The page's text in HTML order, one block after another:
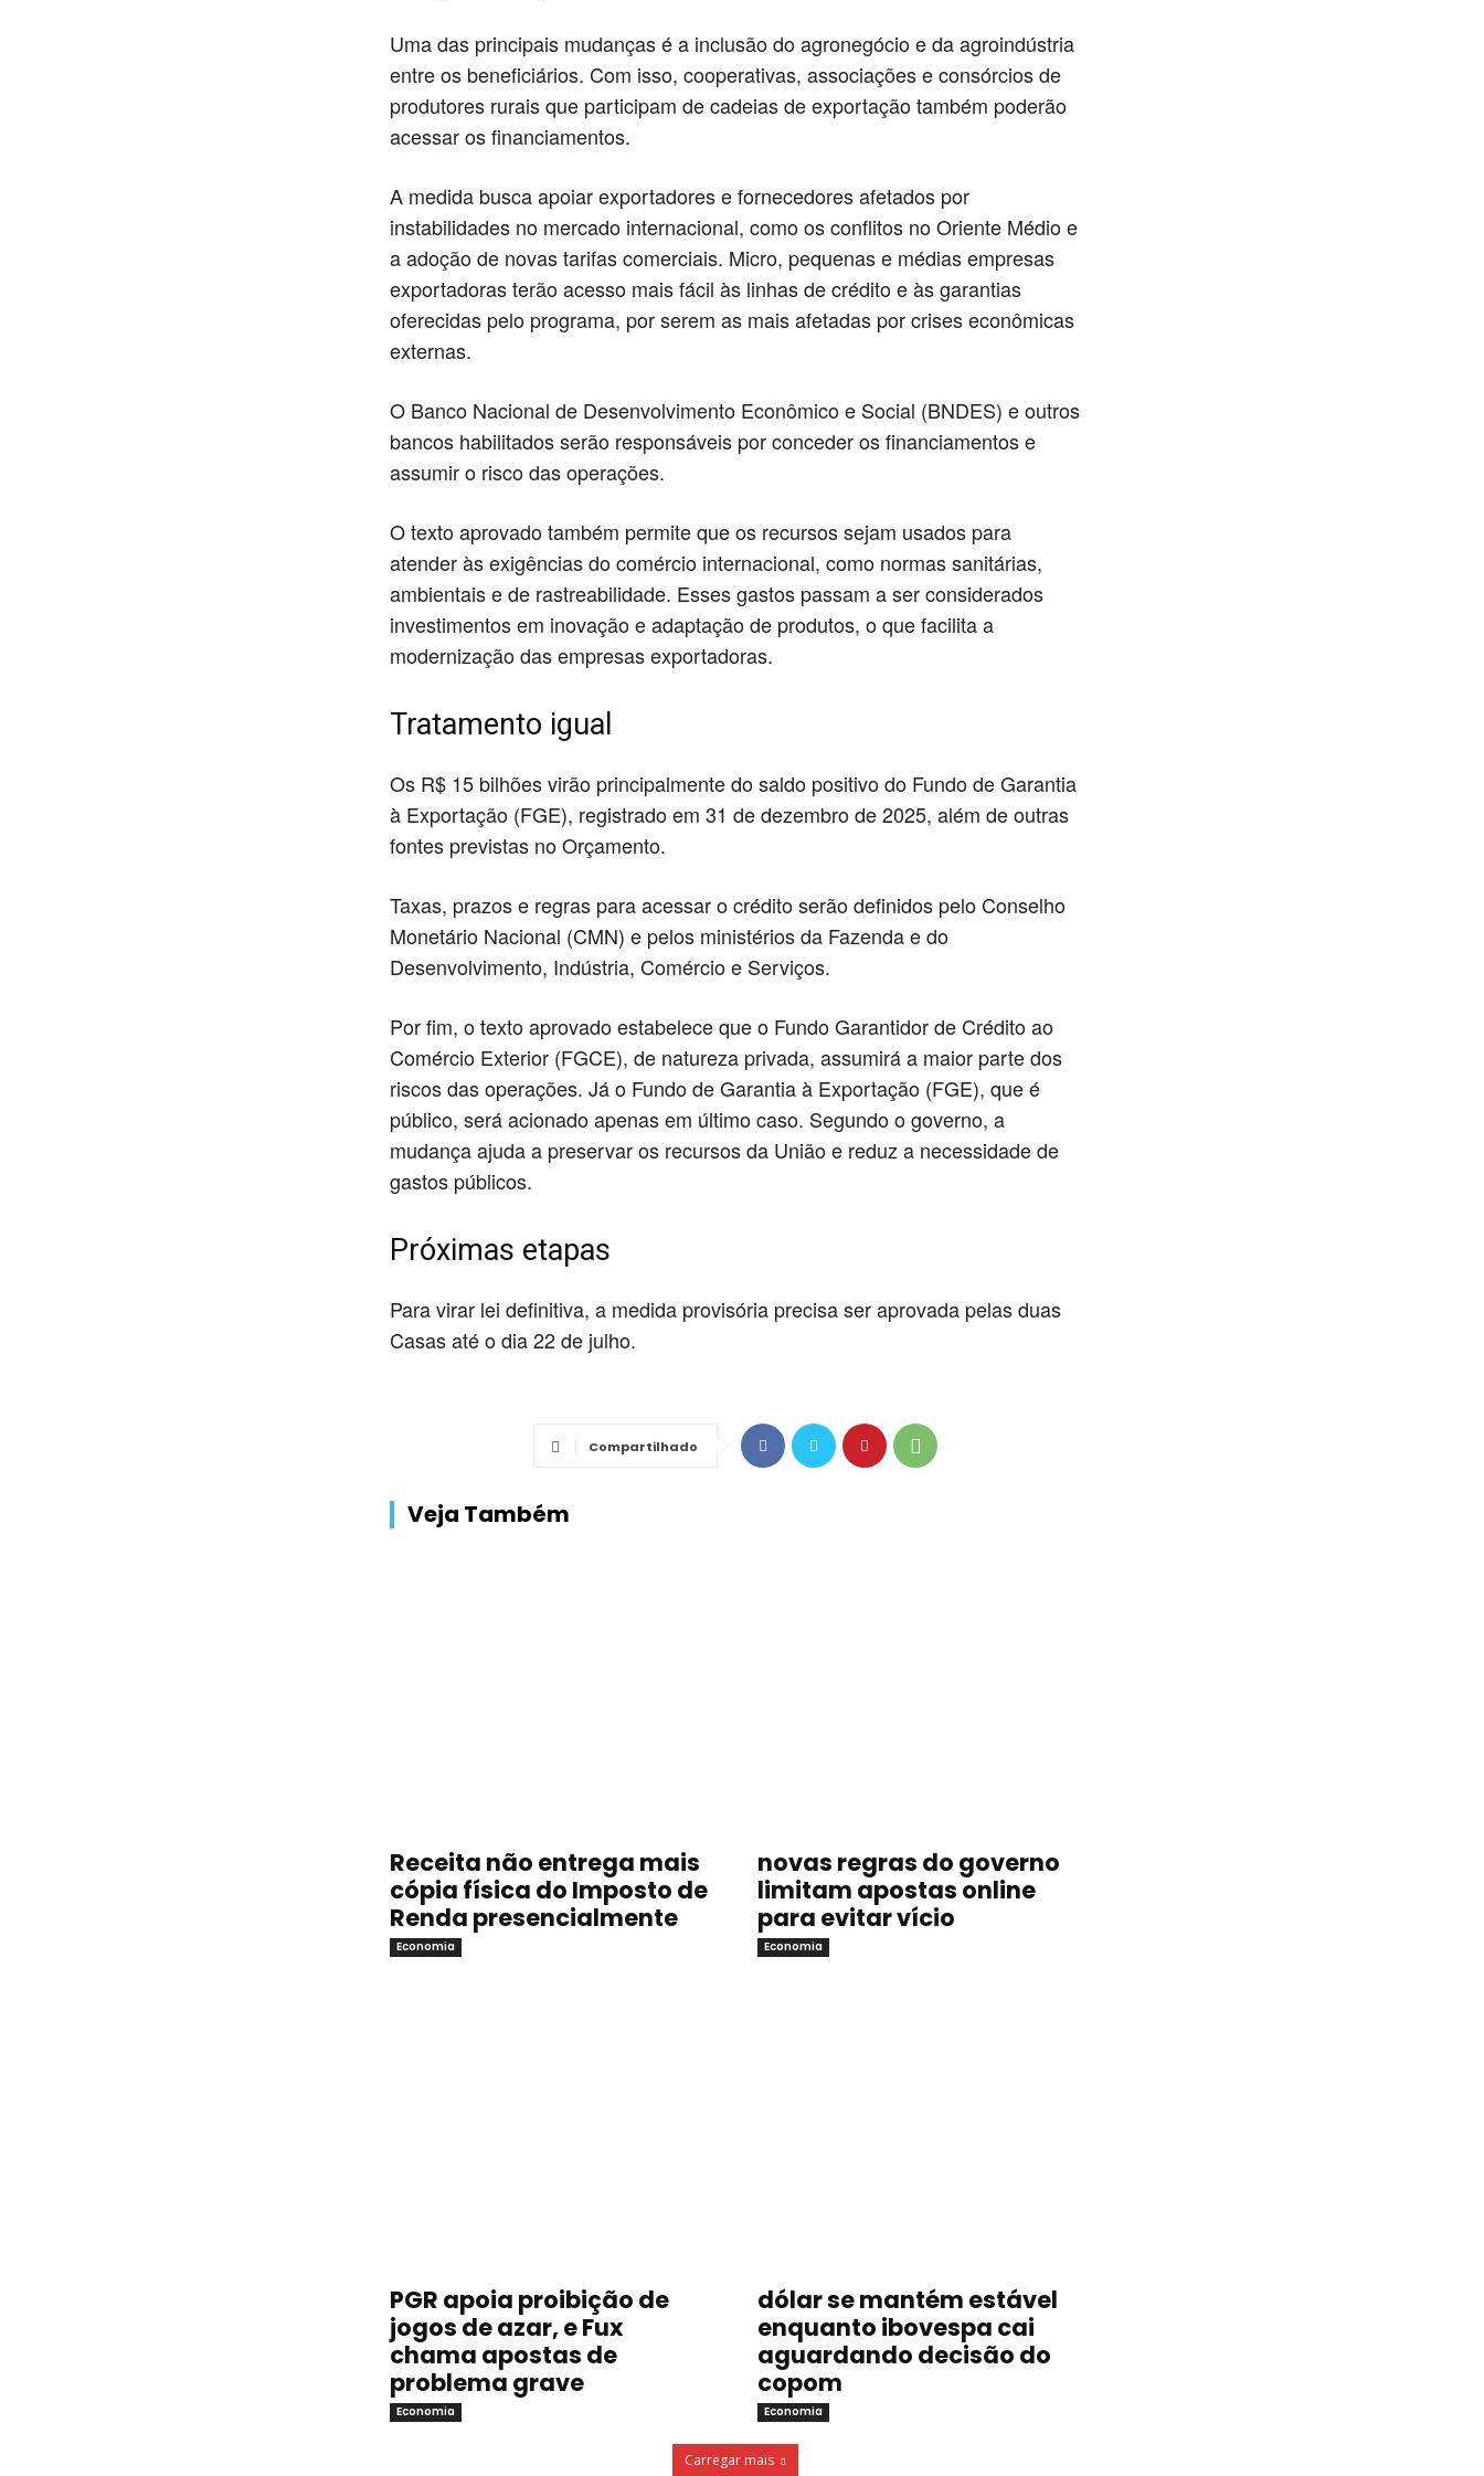
Uma das principais mudanças é a inclusão do agronegócio e da agroindústria
entre os beneficiários. Com isso, cooperativas, associações e consórcios de
produtores rurais que participam de cadeias de exportação também poderão
acessar os financiamentos.
A medida busca apoiar exportadores e fornecedores afetados por
instabilidades no mercado internacional, como os conflitos no Oriente Médio e
a adoção de novas tarifas comerciais. Micro, pequenas e médias empresas
exportadoras terão acesso mais fácil às linhas de crédito e às garantias
oferecidas pelo programa, por serem as mais afetadas por crises econômicas
externas.
O Banco Nacional de Desenvolvimento Econômico e Social (BNDES) e outros
bancos habilitados serão responsáveis por conceder os financiamentos e
assumir o risco das operações.
O texto aprovado também permite que os recursos sejam usados para
atender às exigências do comércio internacional, como normas sanitárias,
ambientais e de rastreabilidade. Esses gastos passam a ser considerados
investimentos em inovação e adaptação de produtos, o que facilita a
modernização das empresas exportadoras.
Tratamento igual
Os R$ 15 bilhões virão principalmente do saldo positivo do Fundo de Garantia
à Exportação (FGE), registrado em 31 de dezembro de 2025, além de outras
fontes previstas no Orçamento.
Taxas, prazos e regras para acessar o crédito serão definidos pelo Conselho
Monetário Nacional (CMN) e pelos ministérios da Fazenda e do
Desenvolvimento, Indústria, Comércio e Serviços.
Por fim, o texto aprovado estabelece que o Fundo Garantidor de Crédito ao
Comércio Exterior (FGCE), de natureza privada, assumirá a maior parte dos
riscos das operações. Já o Fundo de Garantia à Exportação (FGE), que é
público, será acionado apenas em último caso. Segundo o governo, a
mudança ajuda a preservar os recursos da União e reduz a necessidade de
gastos públicos.
Próximas etapas
Para virar lei definitiva, a medida provisória precisa ser aprovada pelas duas
Casas até o dia 22 de julho.
Compartilhado
Veja Também
Receita não entrega mais
cópia física do Imposto de
Renda presencialmente
Economia
novas regras do governo
limitam apostas online
para evitar vício
Economia
PGR apoia proibição de
jogos de azar, e Fux
chama apostas de
problema grave
Economia
dólar se mantém estável
enquanto ibovespa cai
aguardando decisão do
copom
Economia
Carregar mais